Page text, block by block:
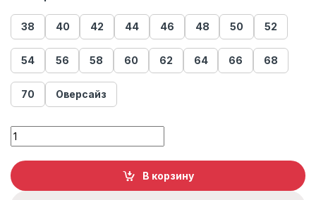
38 40 42 44 46 48 50 52
54 56 58 60 62 64 66 68
70 Оверсайз
Жилет из меха песца Империя Меха классика quantity
В корзину